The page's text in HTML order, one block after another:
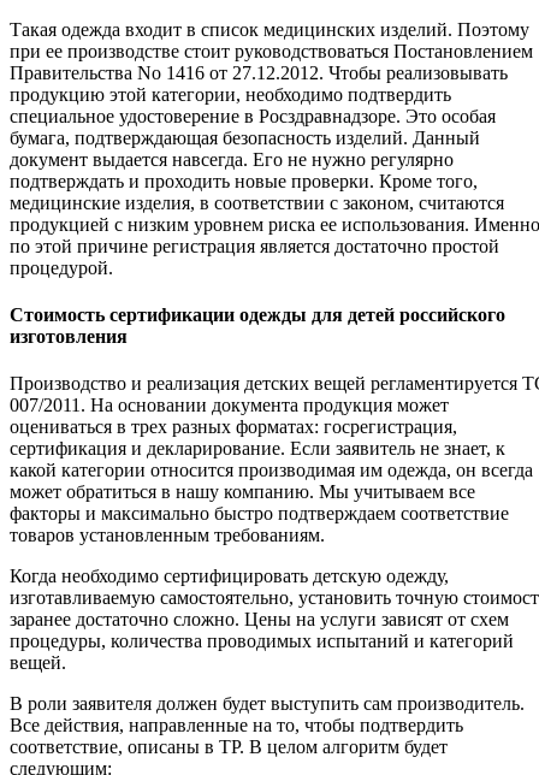
Такая одежда входит в список медицинских изделий. Поэтому
при ее производстве стоит руководствоваться Постановлением
Правительства No 1416 от 27.12.2012. Чтобы реализовывать
продукцию этой категории, необходимо подтвердить
специальное удостоверение в Росздравнадзоре. Это особая
бумага, подтверждающая безопасность изделий. Данный
документ выдается навсегда. Его не нужно регулярно
подтверждать и проходить новые проверки. Кроме того,
медицинские изделия, в соответствии с законом, считаются
продукцией с низким уровнем риска ее использования. Именно
по этой причине регистрация является достаточно простой
процедурой.
Стоимость сертификации одежды для детей российского
изготовления
Производство и реализация детских вещей регламентируется
007/2011. На основании документа продукция может
оцениваться в трех разных форматах: госрегистрация,
сертификация и декларирование. Если заявитель не знает, к
какой категории относится производимая им одежда, он всегда
может обратиться в нашу компанию. Мы учитываем все
факторы и максимально быстро подтверждаем соответствие
товаров установленным требованиям.
Когда необходимо сертифицировать детскую одежду,
изготавливаемую самостоятельно, установить точную
заранее достаточно сложно. Цены на услуги зависят от схем
процедуры, количества проводимых испытаний и категорий
вещей.
В роли заявителя должен будет выступить сам производитель.
Все действия, направленные на то, чтобы подтвердить
соответствие, описаны в ТР. В целом алгоритм будет
следующим: